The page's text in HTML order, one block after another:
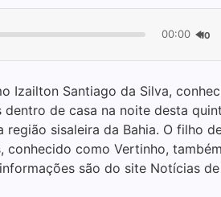
00:00 10
Izailton Santiago da Silva,
de casa na noite desta
região sisaleira da Bahia. O filho
conhecido como Vertinho,
são do site Notícias de